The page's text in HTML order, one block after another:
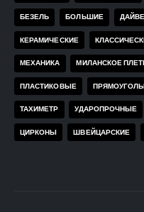
БЕЗЕЛЬ БОЛЬШИЕ
КЕРАМИЧЕСКИЕ
МЕХАНИКА МИЛАНСКОЕ
ПЛАСТИКОВЫЕ
ТАХИМЕТР УДАРОПРОЧНЫЕ
ЦИРКОНЫ ШВЕЙЦАРСКИЕ